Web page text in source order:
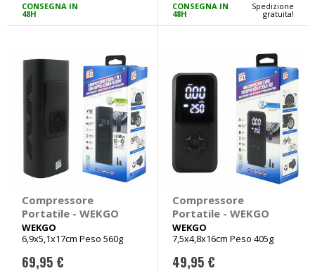
CONSEGNA IN
48H
CONSEGNA IN
48H
Spedizione
gratuita!
Compressore
Portatile - WEKGO
WEKGO
6,9x5,1x17cm Peso 560g
69,95 €
Compressore
Portatile - WEKGO
WEKGO
7,5x4,8x16cm Peso 405g
49,95 €